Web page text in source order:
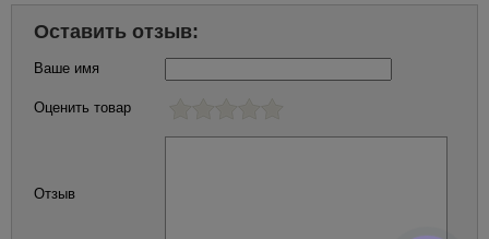
Оставить отзыв:
Ваше имя
Оценить товар
Отзыв